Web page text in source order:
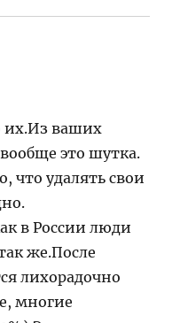
их.Из ваших
это шутка.
что удалять свои
в России люди
же.После
лихорадочно
многие